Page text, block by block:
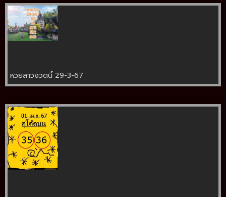
หวยลาวงวดนี้ 29-3-67